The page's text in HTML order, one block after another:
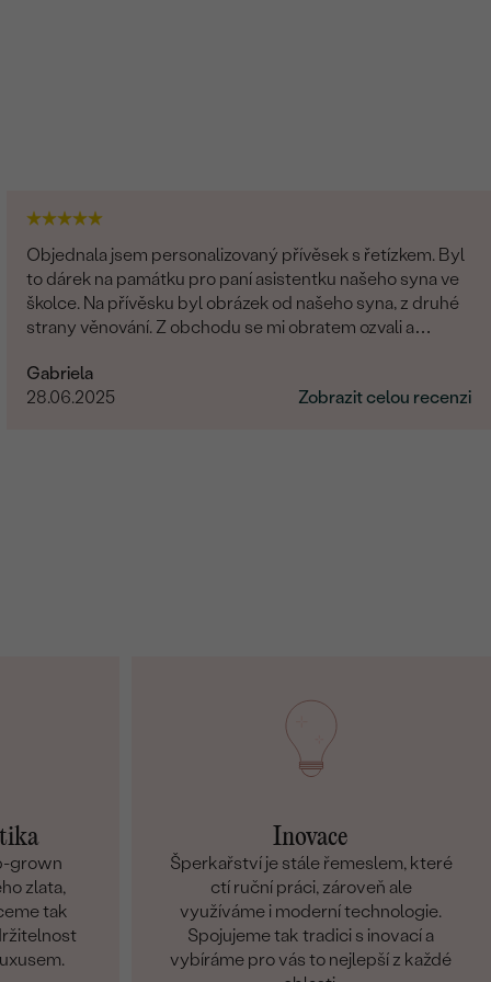
Objednala jsem personalizovaný přívěsek s řetízkem. Byl
to dárek na památku pro paní asistentku našeho syna ve
školce. Na přívěsku byl obrázek od našeho syna, z druhé
strany věnování. Z obchodu se mi obratem ozvali a
nádherný, udělal velikou radost, je originální a opravdová
památka. Jednání s paní po e-mailu bylo rychlé a
Gabriela
28.06.2025
Zobrazit celou recenzi
grown
zlata,
tak
Inovace
Šperkařství je stále řemeslem, které
ctí ruční práci, zároveň ale
využíváme i moderní technologie.
Spojujeme tak tradici s inovací a
vybíráme pro vás to nejlepší z každé